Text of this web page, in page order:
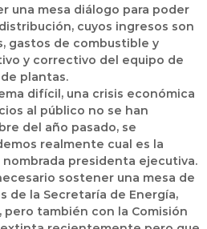
una mesa diálogo para poder
cuyos ingresos son
gastos de combustible y
y correctivo del equipo de
plantas.
difícil, una crisis económica
al público no se han
del año pasado, se
realmente cual es la
nombrada presidenta ejecutiva.
sostener una mesa de
de la Secretaría de Energía,
también con la Comisión